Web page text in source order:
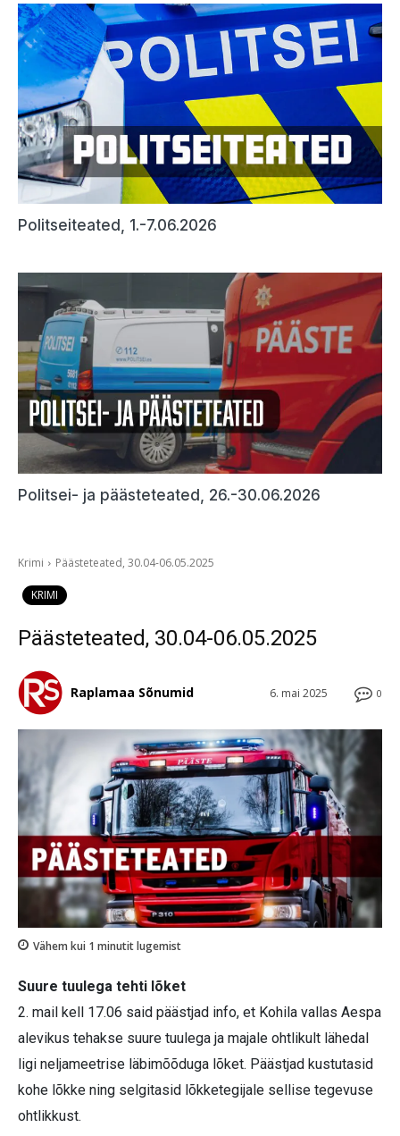
Politseiteated, 1.-7.06.2026
Politsei- ja päästeteated, 26.-30.06.2026